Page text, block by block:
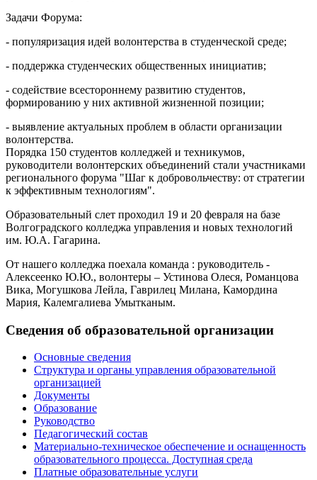
Задачи Форума:
- популяризация идей волонтерства в студенческой среде;
- поддержка студенческих общественных инициатив;
- содействие всестороннему развитию студентов,
формированию у них активной жизненной позиции;
- выявление актуальных проблем в области организации
волонтерства.
Порядка 150 студентов колледжей и техникумов,
руководители волонтерских объединений стали участниками
регионального форума "Шаг к добровольчеству: от стратегии
к эффективным технологиям".
Образовательный слет проходил 19 и 20 февраля на базе
Волгоградского колледжа управления и новых технологий
им. Ю.А. Гагарина.
От нашего колледжа поехала команда : руководитель -
Алексеенко Ю.Ю., волонтеры – Устинова Олеся, Романцова
Вика, Могушкова Лейла, Гаврилец Милана, Камордина
Мария, Калемгалиева Умытканым.
Сведения об образовательной организации
Основные сведения
Структура и органы управления образовательной
организацией
Документы
Образование
Руководство
Педагогический состав
Материально-техническое обеспечение и оснащенность
образовательного процесса. Доступная среда
Платные образовательные услуги